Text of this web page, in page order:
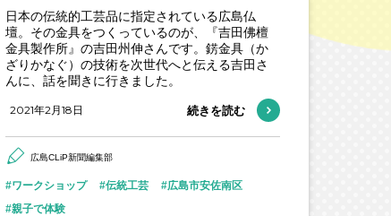
統工芸士の想い
日本の伝統的工芸品に指定されている広島仏
壇。その金具をつくっているのが、『吉田佛檀
金具製作所』の吉田州伸さんです。錺金具（か
ざりかなぐ）の技術を次世代へと伝える吉田さ
んに、話を聞きに行きました。
2021年2月18日 続きを読む
広島CLiP新聞編集部
ワークショップ 伝統工芸
広島市安佐南区
親子で体験